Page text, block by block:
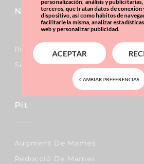
Nas
Rinoplàstia
Septoplàstia
Pit
Augment De Mames
Reducció De Mames
personalización, análisis y publicitarias,
terceros, que tratan datos de conexión
dispositivo, así como hábitos de
facilitarle la misma, analizar
web y personalizar publicidad.
ACEPTAR
CAMBIAR PREFERENCIAS